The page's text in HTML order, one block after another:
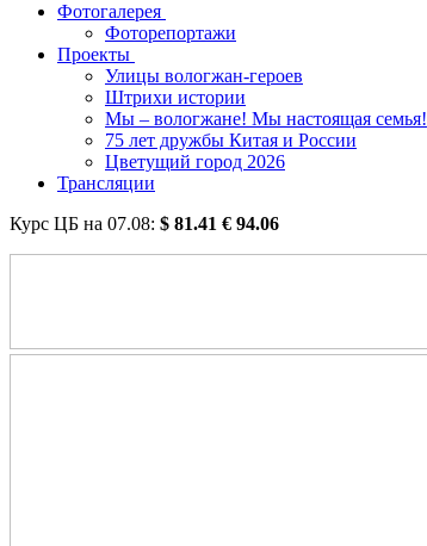
Фотогалерея
Фоторепортажи
Проекты
Улицы вологжан-героев
Штрихи истории
Мы – вологжане! Мы настоящая семья!
75 лет дружбы Китая и России
Цветущий город 2026
Трансляции
Курс ЦБ на 07.08: $ 81.41 € 94.06